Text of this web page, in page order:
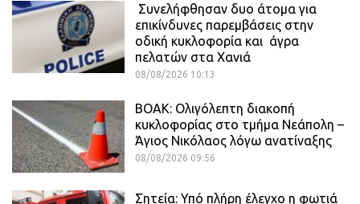
Συνελήφθησαν δυο άτομα για
επικίνδυνες παρεμβάσεις στην
οδική κυκλοφορία και άγρα
πελατών στα Χανιά
08/08/2026 10:13
ΒΟΑΚ: Ολιγόλεπτη διακοπή
κυκλοφορίας στο τμήμα Νεάπολη –
Άγιος Νικόλαος λόγω ανατίναξης
08/08/2026 09:56
Σητεία: Υπό πλήρη έλεγχο η φωτιά